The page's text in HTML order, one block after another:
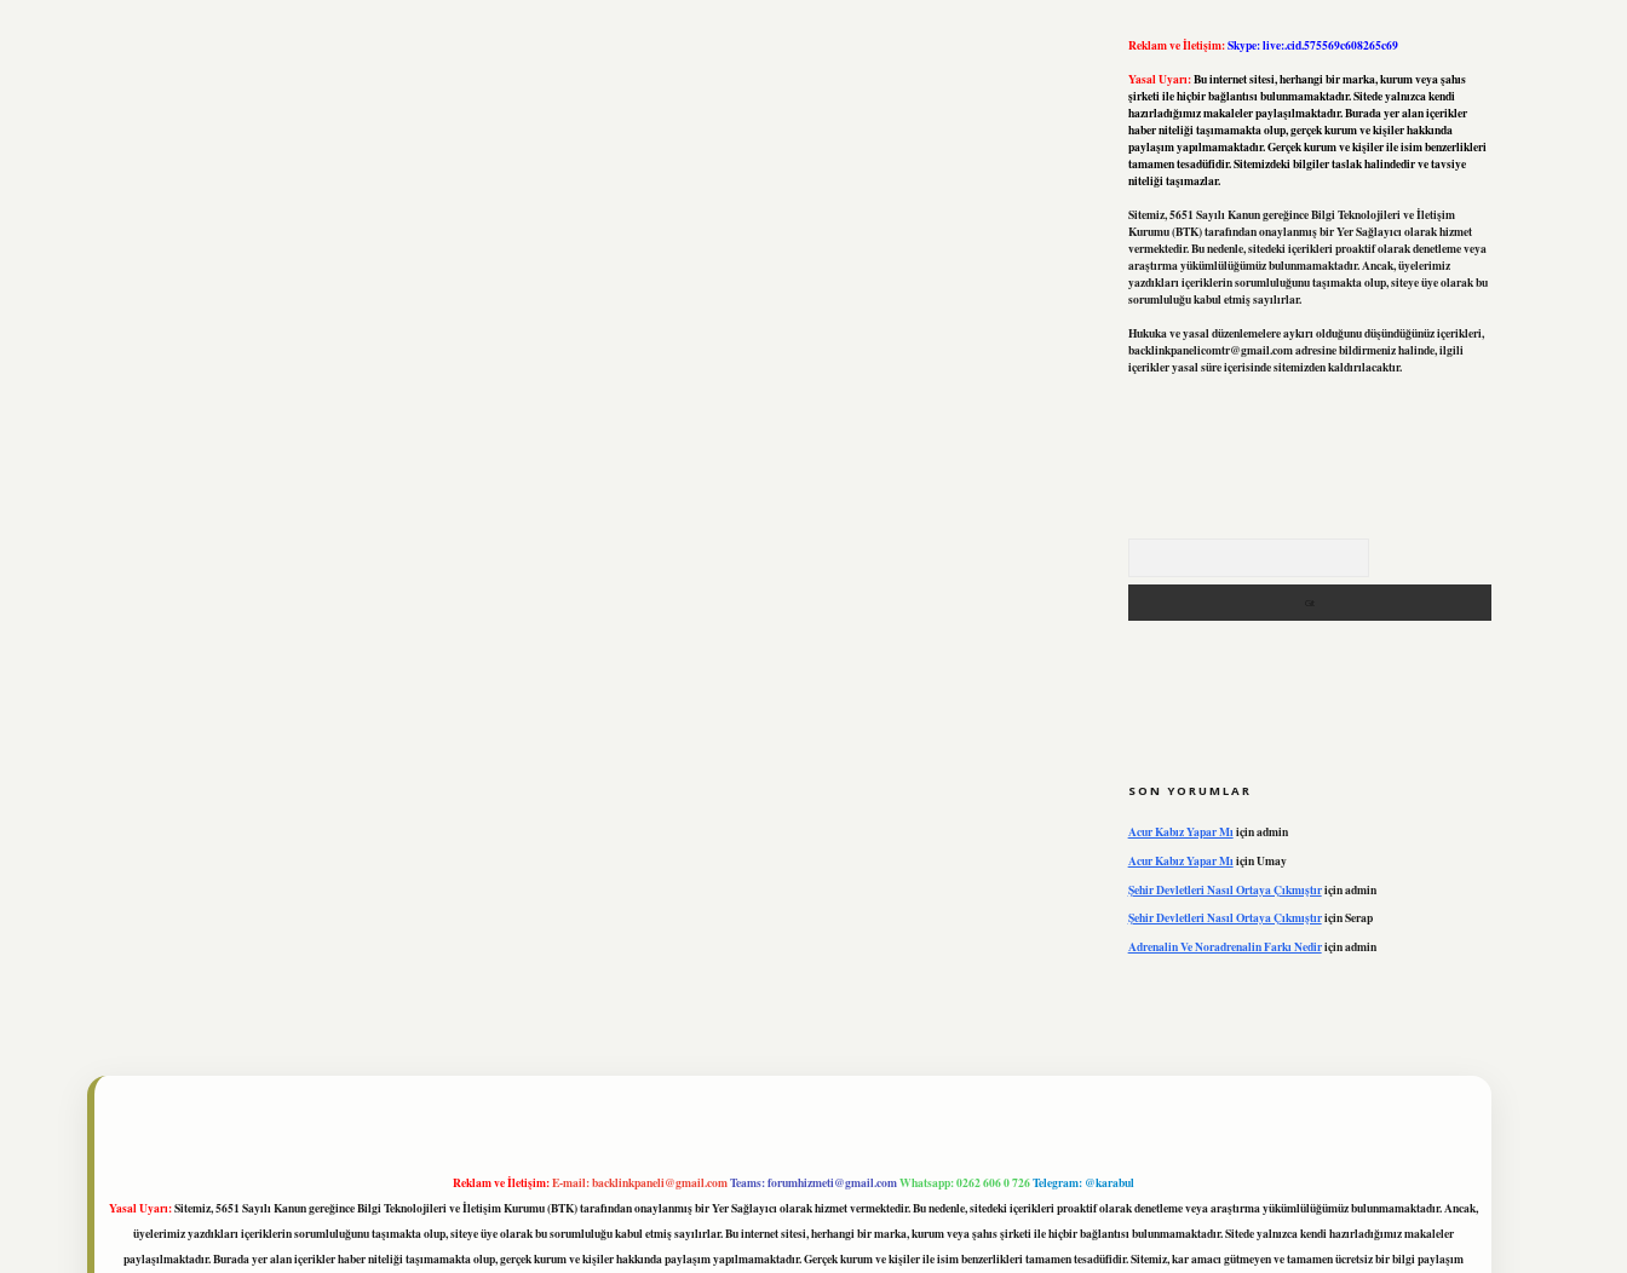
Reklam ve İletişim:Skype: live:.cid.575569c608265c69
Yasal Uyarı:Bu internet sitesi, herhangi bir marka, kurum veya şahıs
şirketi ile hiçbir bağlantısı bulunmamaktadır. Sitede yalnızca kendi
hazırladığımız makaleler paylaşılmaktadır. Burada yer alan içerikler
haber niteliği taşımamakta olup, gerçek kurum ve kişiler hakkında
paylaşım yapılmamaktadır. Gerçek kurum ve kişiler ile isim benzerlikleri
tamamen tesadüfidir. Sitemizdeki bilgiler taslak halindedir ve tavsiye
niteliği taşımazlar.
Sitemiz, 5651 Sayılı Kanun gereğince Bilgi Teknolojileri ve İletişim
Kurumu (BTK) tarafından onaylanmış bir Yer Sağlayıcı olarak hizmet
vermektedir. Bu nedenle, sitedeki içerikleri proaktif olarak denetleme veya
araştırma yükümlülüğümüz bulunmamaktadır. Ancak, üyelerimiz
yazdıkları içeriklerin sorumluluğunu taşımakta olup, siteye üye olarak bu
sorumluluğu kabul etmiş sayılırlar.
Hukuka ve yasal düzenlemelere aykırı olduğunu düşündüğünüz içerikleri,
backlinkpanelicomtr@gmail.comadresine bildirmeniz halinde, ilgili
içerikler yasal süre içerisinde sitemizden kaldırılacaktır.
SON YORUMLAR
Acur Kabız Yapar Mıiçinadmin
Acur Kabız Yapar MıiçinUmay
Şehir Devletleri Nasıl Ortaya Çıkmıştıriçinadmin
Şehir Devletleri Nasıl Ortaya ÇıkmıştıriçinSerap
Adrenalin Ve Noradrenalin Farkı Nediriçinadmin
Reklam ve İletişim:E-mail:backlinkpaneli@gmail.comTeams:forumhizmeti@gmail.comWhatsapp: 0262 606 0 726Telegram: @karabul
Yasal Uyarı:Sitemiz, 5651 Sayılı Kanun gereğince Bilgi Teknolojileri ve İletişim Kurumu (BTK) tarafından onaylanmış bir Yer Sağlayıcı olarak hizmet vermektedir. Bu nedenle, sitedeki içerikleri proaktif olarak denetleme veya araştırma yükümlülüğümüz bulunmamaktadır. Ancak,
üyelerimiz yazdıkları içeriklerin sorumluluğunu taşımakta olup, siteye üye olarak bu sorumluluğu kabul etmiş sayılırlar. Bu internet sitesi, herhangi bir marka, kurum veya şahıs şirketi ile hiçbir bağlantısı bulunmamaktadır. Sitede yalnızca kendi hazırladığımız makaleler
paylaşılmaktadır. Burada yer alan içerikler haber niteliği taşımamakta olup, gerçek kurum ve kişiler hakkında paylaşım yapılmamaktadır. Gerçek kurum ve kişiler ile isim benzerlikleri tamamen tesadüfidir. Sitemiz, kar amacı gütmeyen ve tamamen ücretsiz bir bilgi paylaşım